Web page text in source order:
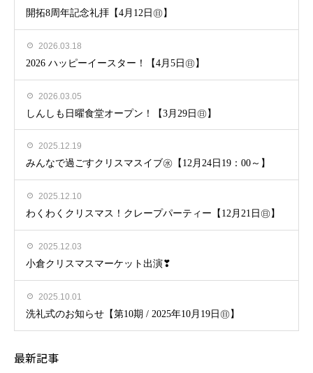
開拓8周年記念礼拝【4月12日㊐】
2026.03.18
2026 ハッピーイースター！【4月5日㊐】
2026.03.05
しんしも日曜食堂オープン！【3月29日㊐】
2025.12.19
みんなで過ごすクリスマスイブ㊌【12月24日19：00～】
2025.12.10
わくわくクリスマス！クレープパーティー【12月21日㊐】
2025.12.03
小倉クリスマスマーケット出演❣
2025.10.01
洗礼式のお知らせ【第10期 / 2025年10月19日㊐】
最新記事